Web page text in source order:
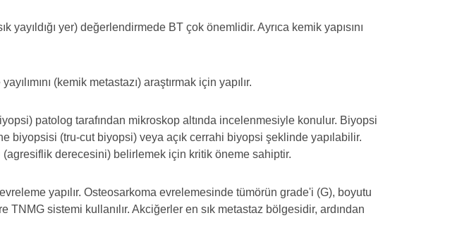
yayıldığı yer) değerlendirmede BT çok önemlidir. Ayrıca kemik yapısını
(kemik metastazı) araştırmak için yapılır.
patolog tarafından mikroskop altında incelenmesiyle konulur. Biyopsi
(tru-cut biyopsi) veya açık cerrahi biyopsi şeklinde yapılabilir.
derecesini) belirlemek için kritik öneme sahiptir.
yapılır. Osteosarkoma evrelemesinde tümörün grade'i (G), boyutu
sistemi kullanılır. Akciğerler en sık metastaz bölgesidir, ardından